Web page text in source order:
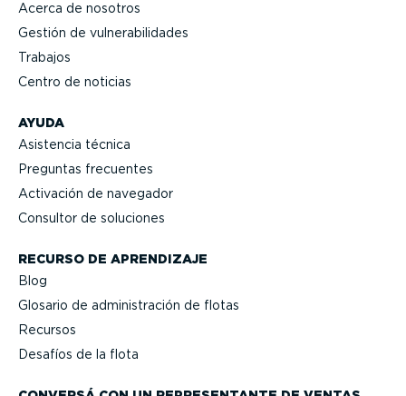
AYUDA
Asistencia técnica
Preguntas frecuentes
Activación de navegador
Consultor de soluciones
RECURSO DE APRENDIZAJE
Blog
Glosario de adminis­tración de flotas
Recursos
Desafíos de la flota
Acerca de nosotros
Gestión de vulne­ra­bi­li­dades
Trabajos
Centro de noticias